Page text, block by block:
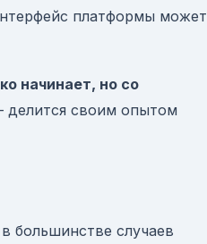
платформы может
начинает, но со
делится своим опытом
большинстве случаев